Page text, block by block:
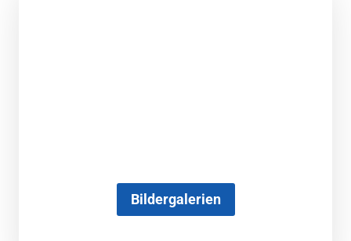
Bildergalerien